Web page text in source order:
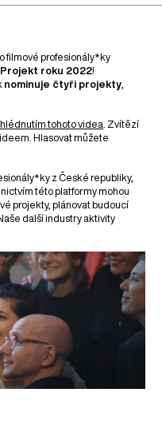
filmové profesionály*ky
Projekt roku 2022!
nominuje čtyři projekty
tohoto videa . Zvítězí
Hlasovat můžete
z České republiky,
této platformy mohou
projekty, plánovat budoucí
další industry aktivity